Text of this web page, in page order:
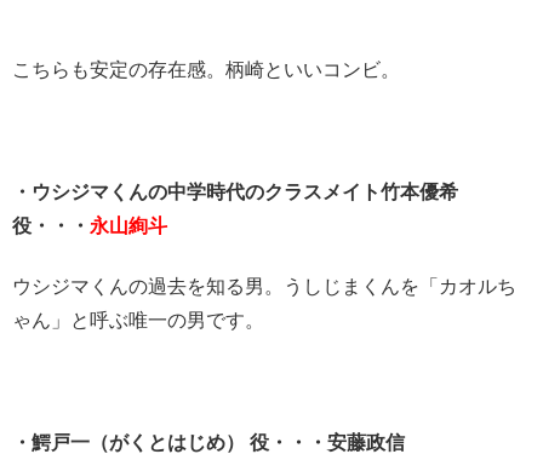
こちらも安定の存在感。柄崎といいコンビ。
・ウシジマくんの中学時代のクラスメイト竹本優希
役・・・ 永山絢斗
ウシジマくんの過去を知る男。うしじまくんを「カオルち
ゃん」と呼ぶ唯一の男です。
・鰐戸一（がくとはじめ） 役・・・安藤政信